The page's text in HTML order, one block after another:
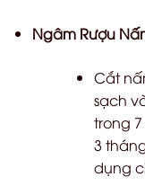
Ngâm Rượu
Cắt
sạch
trong
3
dụng